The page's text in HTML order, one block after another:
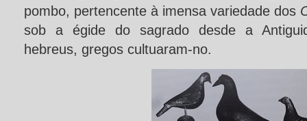
pombo, pertencente à imensa variedade dos
sob a égide do sagrado desde a
hebreus, gregos cultuaram-no.